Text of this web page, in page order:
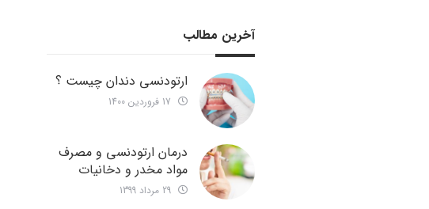
آخرین مطالب
ارتودنسی دندان چیست ؟
درمان ارتودنسی و مصرف
مواد مخدر و دخانیات